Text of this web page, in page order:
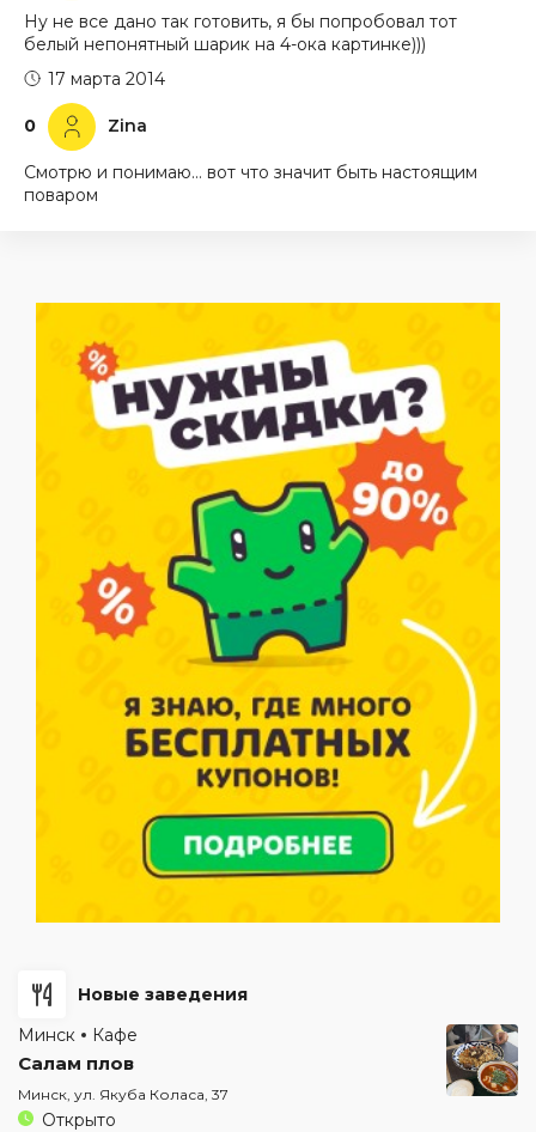
Ну не все дано так готовить, я бы попробовал тот
белый непонятный шарик на 4-ока картинке)))
0 Zina
17 марта 2014
Смотрю и понимаю… вот что значит быть настоящим
поваром
Новые заведения
Минск
Кафе
Салам плов
Минск, ул. Якуба Коласа, 37
Открыто